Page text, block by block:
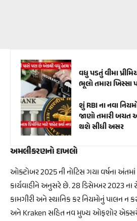
વધુ પડતું વીમા
ભૂલો તમારા ખિસ્સા
શું RBI ના નવા
જાણો તમારી બચત
થશે સીધી અસર
અમલીકરણનો દાખલો
ઓક્ટોબર 2025 ની નોટિસ ગયા વર્ષના
કાર્યવાહીને અનુસરે છે. 28 ડિસેમ્બર 2023
કામગીરી અને સ્થાનિક કર નિયમોનું પાલન ન
અને Kraken સહિત નવ મુખ્ય ઓફશોર